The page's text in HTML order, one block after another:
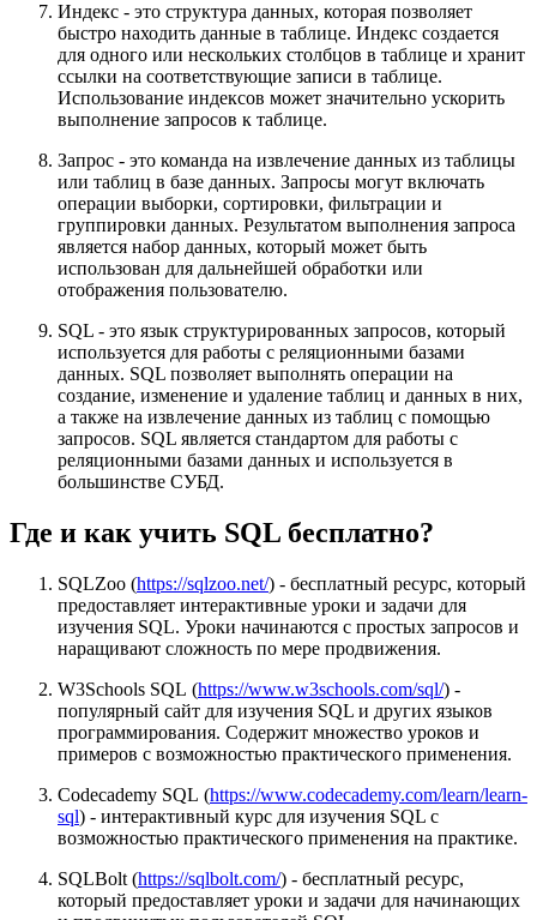
Индекс - это структура данных, которая позволяет
быстро находить данные в таблице. Индекс создается
для одного или нескольких столбцов в таблице и хранит
ссылки на соответствующие записи в таблице.
Использование индексов может значительно ускорить
выполнение запросов к таблице.
Запрос - это команда на извлечение данных из таблицы
или таблиц в базе данных. Запросы могут включать
операции выборки, сортировки, фильтрации и
группировки данных. Результатом выполнения запроса
является набор данных, который может быть
использован для дальнейшей обработки или
отображения пользователю.
SQL - это язык структурированных запросов, который
используется для работы с реляционными базами
данных. SQL позволяет выполнять операции на
создание, изменение и удаление таблиц и данных в них,
а также на извлечение данных из таблиц с помощью
запросов. SQL является стандартом для работы с
реляционными базами данных и используется в
большинстве СУБД.
Где и как учить SQL бесплатно?
SQLZoo (https://sqlzoo.net/) - бесплатный ресурс, который
предоставляет интерактивные уроки и задачи для
изучения SQL. Уроки начинаются с простых запросов и
наращивают сложность по мере продвижения.
W3Schools SQL (https://www.w3schools.com/sql/) -
популярный сайт для изучения SQL и других языков
программирования. Содержит множество уроков и
примеров с возможностью практического применения.
Codecademy SQL (https://www.codecademy.com/learn/learn-
sql) - интерактивный курс для изучения SQL с
возможностью практического применения на практике.
SQLBolt (https://sqlbolt.com/) - бесплатный ресурс,
который предоставляет уроки и задачи для начинающих